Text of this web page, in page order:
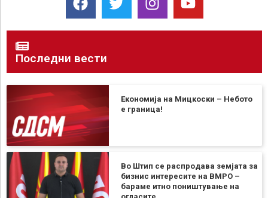
Последни вести
Економија на Мицкоски – Небото
е граница!
Во Штип се распродава земјата за
бизнис интересите на ВМРО –
бараме итно поништување на